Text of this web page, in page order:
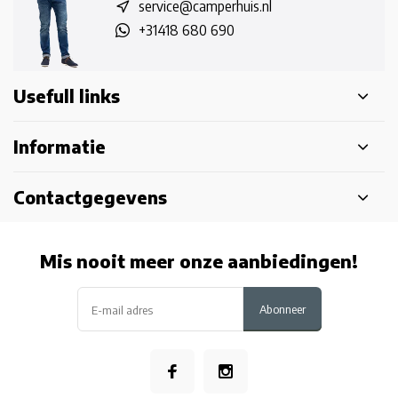
service@camperhuis.nl
+31418 680 690
Usefull links
Informatie
Contactgegevens
Mis nooit meer onze aanbiedingen!
Abonneer